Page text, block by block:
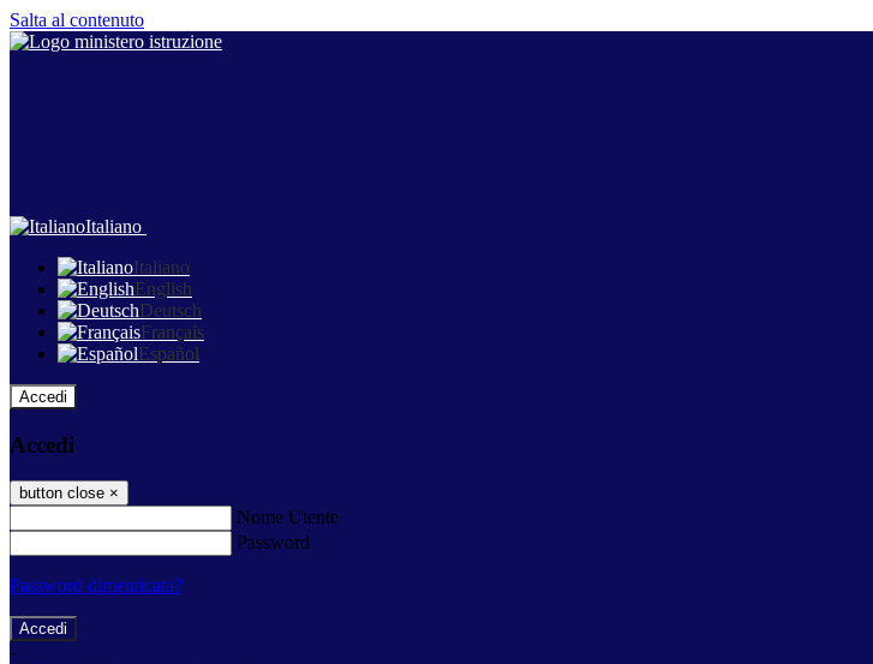
Salta al contenuto
Italiano
Italiano
English
Deutsch
Français
Español
Accedi
Accedi
button close ×
Nome Utente
Password
Password dimenticata?
-